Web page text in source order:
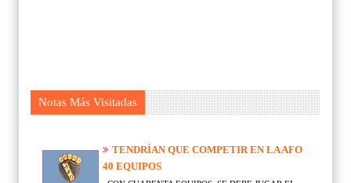
Notas Más Visitadas
TENDRÍAN QUE COMPETIR EN LA AFO
40 EQUIPOS